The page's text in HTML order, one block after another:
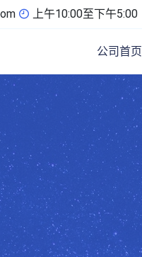
上午10:00至下午5:00
公司首页